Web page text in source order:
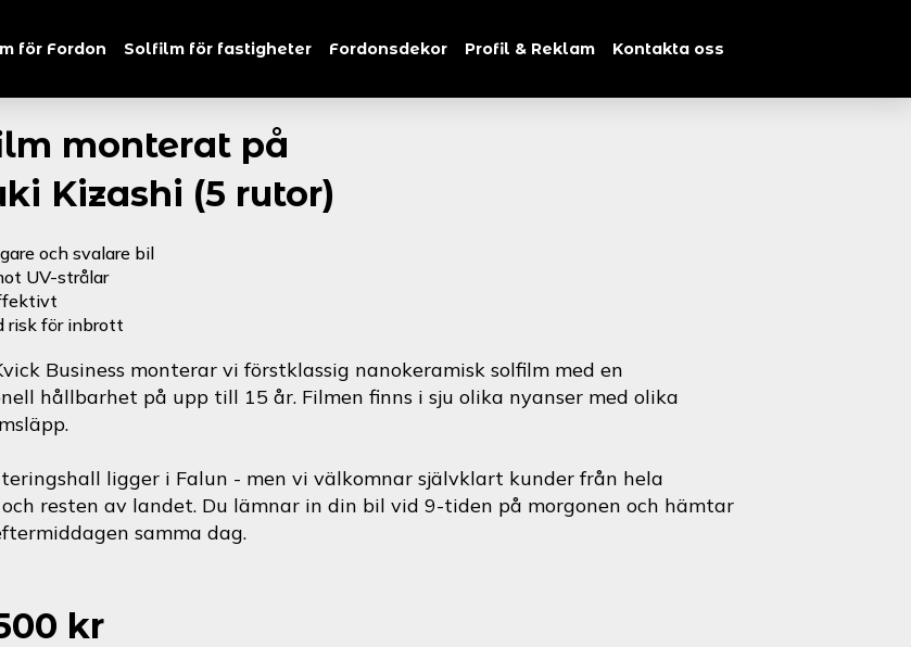
för Fordon Solfilm för fastigheter Fordonsdekor Profil & Reklam Kontakta oss
monterat på
Kizashi (5 rutor)
och svalare bil
UV-strålar
risk för inbrott
Business monterar vi förstklassig nanokeramisk solfilm med en
hållbarhet på upp till 15 år. Filmen finns i sju olika nyanser med olika
ligger i Falun - men vi välkomnar självklart kunder från hela
resten av landet. Du lämnar in din bil vid 9-tiden på morgonen och hämtar
samma dag.
kr